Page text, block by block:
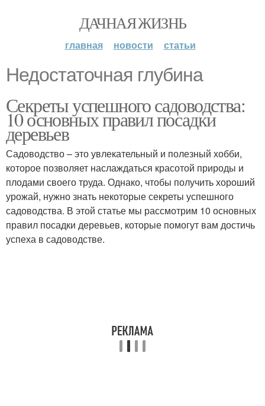
ДАЧНАЯ ЖИЗНЬ
главная новости статьи
Недостаточная глубина
Секреты успешного садоводства:
10 основных правил посадки
деревьев
Садоводство – это увлекательный и полезный хобби,
которое позволяет наслаждаться красотой природы и
плодами своего труда. Однако, чтобы получить хороший
урожай, нужно знать некоторые секреты успешного
садоводства. В этой статье мы рассмотрим 10 основных
правил посадки деревьев, которые помогут вам достичь
успеха в садоводстве.